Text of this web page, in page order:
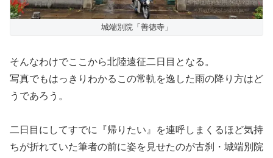
城端別院「善徳寺」
そんなわけでここから北陸遠征二日目となる。
写真でもはっきりわかるこの常軌を逸した雨の降り方はど
うであろう。
二日目にしてすでに『帰りたい』を連呼しまくるほど気持
ちが折れていた筆者の前に姿を見せたのが古刹・城端別院